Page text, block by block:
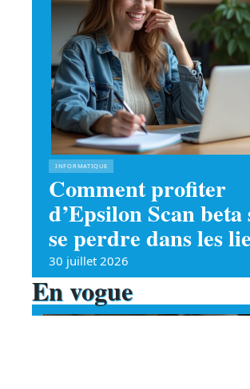
INFORMATIQUE
Comment profiter
d’Epsilon Scan beta
se perdre dans les
30 juillet 2026
En vogue